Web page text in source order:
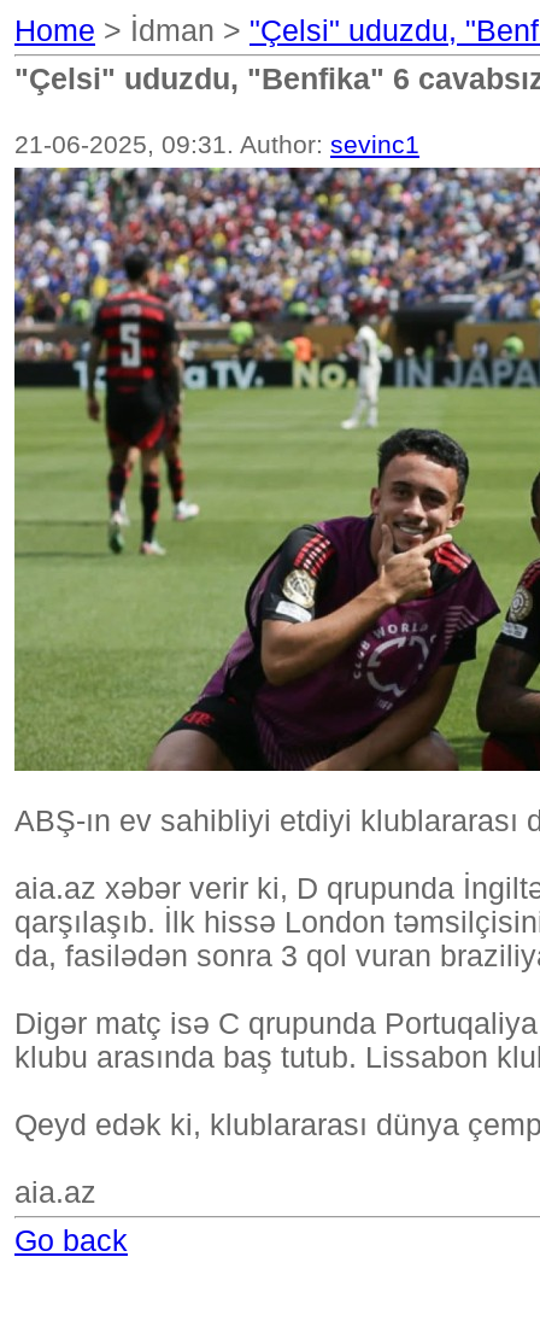
Home > İdman > "Çelsi" uduzdu,
"Çelsi" uduzdu, "Benfika" 6
21-06-2025, 09:31. Author: sevinc1
ABŞ-ın ev sahibliyi etdiyi
aia.az xəbər verir ki, D qrupunda
qarşılaşıb. İlk hissə London
da, fasilədən sonra 3 qol vuran
Digər matç isə C qrupunda
klubu arasında baş tutub. Lissabon
Qeyd edək ki, klublararası dünya
aia.az
Go back